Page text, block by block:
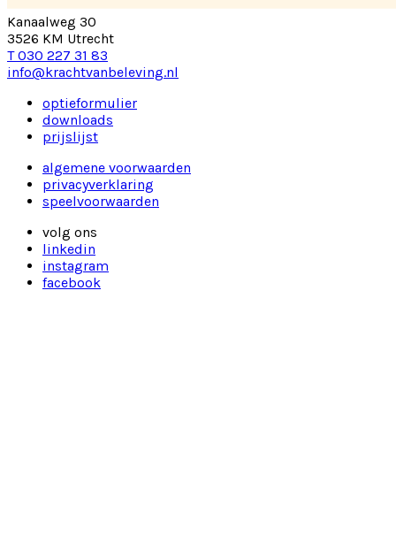
Kanaalweg 30
3526 KM Utrecht
T 030 227 31 83
info@krachtvanbeleving.nl
optieformulier
downloads
prijslijst
algemene voorwaarden
privacyverklaring
speelvoorwaarden
volg ons
linkedin
instagram
facebook